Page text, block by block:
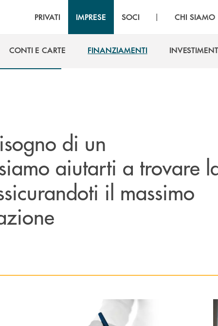
PRIVATI IMPRESE SOCI | CHI SIAMO
CONTI E CARTE
FINANZIAMENTI
di un
aiutarti a trovare
il massimo